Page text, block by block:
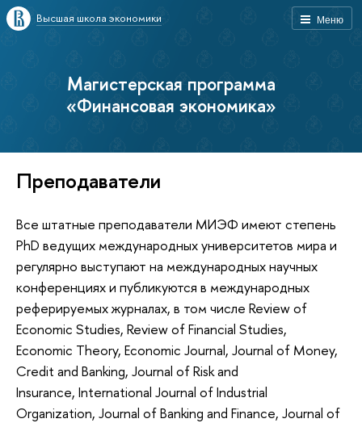
Меню
Высшая школа экономики
Магистерская программа
«Финансовая экономика»
Преподаватели
Все штатные преподаватели МИЭФ имеют степень
PhD ведущих международных университетов мира и
регулярно выступают на международных научных
конференциях и публикуются в международных
реферируемых журналах, в том числе Review of
Economic Studies, Review of Financial Studies,
Economic Theory, Economic Journal, Journal of Money,
Credit and Banking, Journal of Risk and
Insurance, International Journal of Industrial
Organization, Journal of Banking and Finance, Journal of